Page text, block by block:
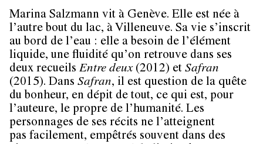
Marina Salzmann vit à Genève. Elle est née à
l’autre bout du lac, à Villeneuve. Sa vie s’inscrit
au bord de l’eau : elle a besoin de l’élément
liquide, une fluidité qu’on retrouve dans ses
deux recueils Entre deux (2012) et Safran
(2015). Dans Safran, il est question de la quête
du bonheur, en dépit de tout, ce qui est, pour
l’auteure, le propre de l’humanité. Les
personnages de ses récits ne l’atteignent
pas facilement, empêtrés souvent dans des